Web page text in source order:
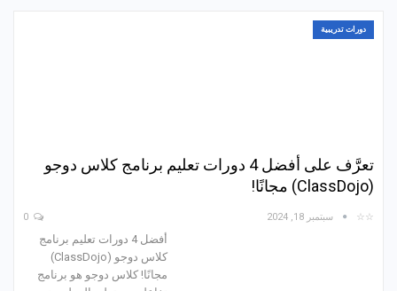
دورات تدريبية
تعرَّف على أفضل 4 دورات تعليم برنامج كلاس دوجو
(ClassDojo) مجانًا!
☆☆ سبتمبر 18, 2024
أفضل 4 دورات تعليم برنامج
كلاس دوجو (ClassDojo)
مجانًا! كلاس دوجو هو برنامج